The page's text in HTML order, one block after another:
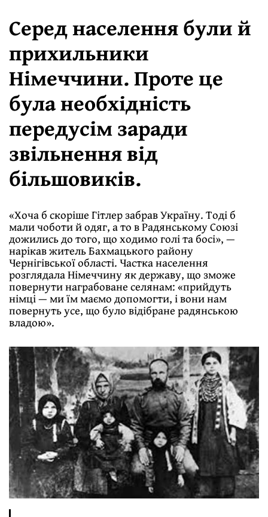
Серед населення були й
прихильники
Німеччини. Проте це
була необхідність
передусім заради
звільнення від
більшовиків.
«Хоча б скоріше Гітлер забрав Україну. Тоді б
мали чоботи й одяг, а то в Радянському Союзі
дожились до того, що ходимо голі та босі», —
нарікав житель Бахмацького району
Чернігівської області. Частка населення
розглядала Німеччину як державу, що зможе
повернути награбоване селянам: «прийдуть
німці — ми їм маємо допомогти, і вони нам
повернуть усе, що було відібране радянською
владою».